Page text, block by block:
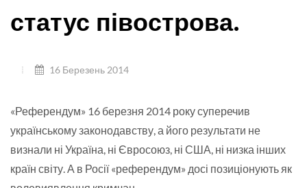
статус півострова.
16 Березень 2014
«Референдум» 16 березня 2014 року суперечив
українському законодавству, а його результати не
визнали ні Україна, ні Євросоюз, ні США, ні низка інших
країн світу. А в Росії «референдум» досі позиціонують як